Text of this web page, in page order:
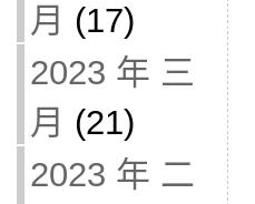
月 (17)
2023 年 三
月 (21)
2023 年 二